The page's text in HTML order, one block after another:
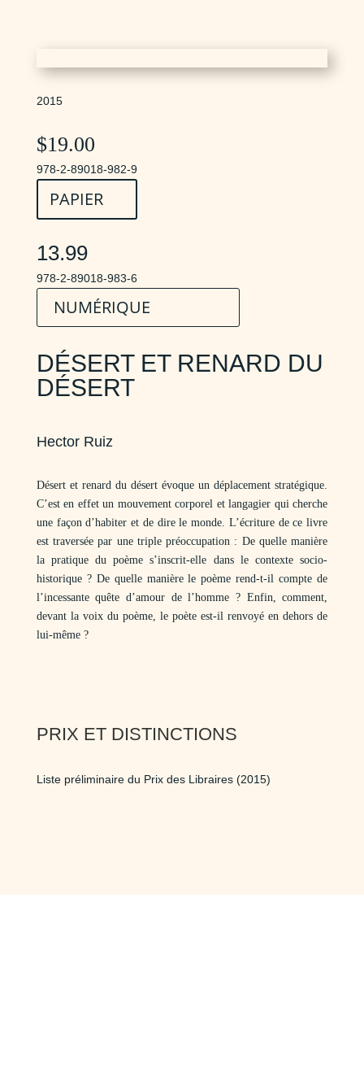
2015
$19.00
978-2-89018-982-9
PAPIER
13.99
978-2-89018-983-6
NUMÉRIQUE
DÉSERT ET RENARD DU
DÉSERT
Hector Ruiz
Désert et renard du désert évoque un déplacement stratégique.
C’est en effet un mouvement corporel et langagier qui cherche
une façon d’habiter et de dire le monde. L’écriture de ce livre
est traversée par une triple préoccupation : De quelle manière
la pratique du poème s’inscrit-elle dans le contexte socio-
historique ? De quelle manière le poème rend-t-il compte de
l’incessante quête d’amour de l’homme ? Enfin, comment,
devant la voix du poème, le poète est-il renvoyé en dehors de
lui-même ?
PRIX ET DISTINCTIONS
Liste préliminaire du Prix des Libraires (2015)